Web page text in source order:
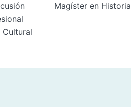
Cultural
Magíster en Historia